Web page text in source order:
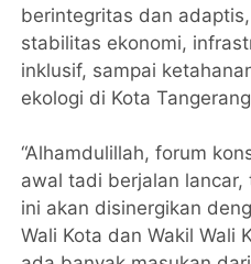
berintegritas dan
stabilitas ekonomi,
inklusif, sampai
ekologi di Kota
“Alhamdulillah, forum
awal tadi berjalan
ini akan disinergikan
Wali Kota dan Wakil Wali